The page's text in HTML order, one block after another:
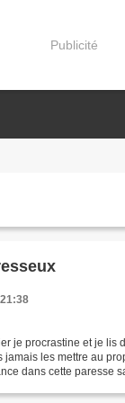
Publicité
je procrastine et je lis
les mettre au
dans cette paresse